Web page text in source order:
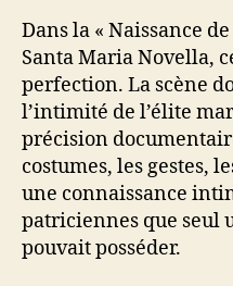
Dans la « Naissance
Santa Maria Novella,
perfection. La scène
l’intimité de l’élite
précision
costumes, les gestes,
une connaissance
patriciennes que seul
pouvait posséder.